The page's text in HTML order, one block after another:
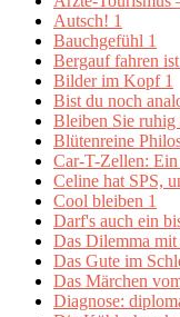
Autsch! 1
Bauchgefühl 1
Bergauf fahren
Bilder im Kopf 1
Bist du noch
Bleiben Sie ruhig
Blütenreine
Car-T-Zellen:
Celine hat SPS,
Cool bleiben 1
Darf's auch ein
Das Dilemma mit
Das Gute im
Das Märchen
Diagnose: